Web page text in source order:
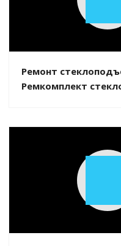
Ремонт
Ремкомплект